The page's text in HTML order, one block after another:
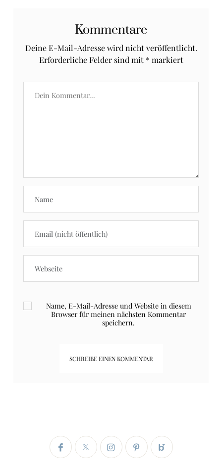
Kommentare
Deine E-Mail-Adresse wird nicht veröffentlicht.
Erforderliche Felder sind mit * markiert
Name, E-Mail-Adresse und Website in diesem
Browser für meinen nächsten Kommentar
speichern.